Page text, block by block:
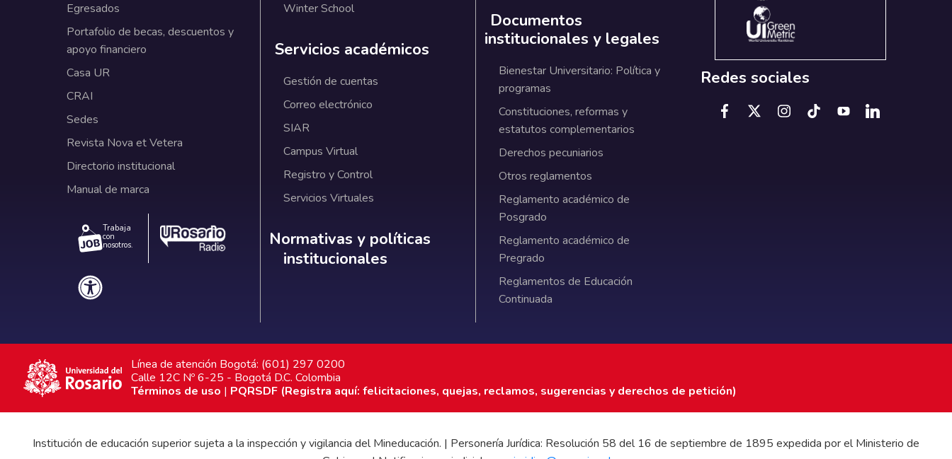
Egresados
Portafolio de becas, descuentos y
apoyo financiero
Casa UR
CRAI
Sedes
Revista Nova et Vetera
Directorio institucional
Manual de marca
Trabaja
con
nosotros.
Winter School
Servicios académicos
Gestión de cuentas
Correo electrónico
SIAR
Campus Virtual
Registro y Control
Servicios Virtuales
Normativas y políticas institucionales
Normativas y políticas
institucionales
Documentos
institucionales y legales
Bienestar Universitario: Política y
programas
Constituciones, reformas y
estatutos complementarios
Derechos pecuniarios
Otros reglamentos
Reglamento académico de
Posgrado
Reglamento académico de
Pregrado
Reglamentos de Educación
Continuada
Redes sociales
Línea de atención Bogotá: (601) 297 0200
Calle 12C Nº 6-25 - Bogotá D.C. Colombia
Términos de uso | PQRSDF (Registra aquí: felicitaciones, quejas, reclamos, sugerencias y derechos de petición)
Institución de educación superior sujeta a la inspección y vigilancia del Mineducación. | Personería Jurídica: Resolución 58 del 16 de septiembre de 1895 expedida por el Ministerio de